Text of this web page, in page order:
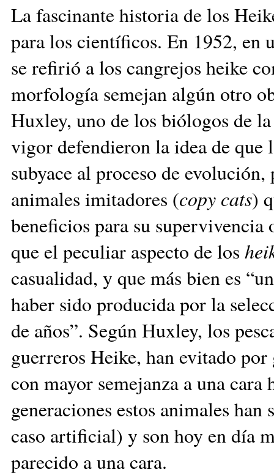
La fascinante historia de los
para los científicos. En 1952,
se refirió a los cangrejos heike
morfología semejan algún otro
Huxley, uno de los biólogos de
vigor defendieron la idea de
subyace al proceso de
animales imitadores (copy cats)
beneficios para su
que el peculiar aspecto de los
casualidad, y que más bien es
haber sido producida por la
de años”. Según Huxley, los
guerreros Heike, han evitado
con mayor semejanza a una
generaciones estos animales
caso artificial) y son hoy en día
parecido a una cara.